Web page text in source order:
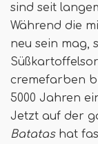
sind seit
Während die
neu sein mag,
cremefarben
5000 Jahren
Jetzt auf der
Batatas hat